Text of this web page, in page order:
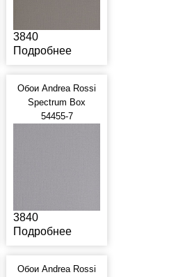
3840
Подробнее
Обои Andrea Rossi
Spectrum Box
54455-7
3840
Подробнее
Обои Andrea Rossi